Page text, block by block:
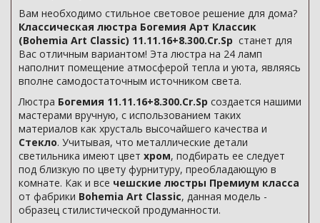
Вам необходимо стильное световое решение для дома?
Классическая люстра Богемия Арт Классик
(Bohemia Art Classic) 11.11.16+8.300.Cr.Sp станет для
Вас отличным вариантом! Эта люстра на 24 ламп
наполнит помещение атмосферой тепла и уюта, являясь
вполне самодостаточным источником света.
Люстра Богемия 11.11.16+8.300.Cr.Sp создается нашими
мастерами вручную, с использованием таких
материалов как хрусталь высочайшего качества и
Стекло. Учитывая, что металлические детали
светильника имеют цвет хром, подбирать ее следует
под близкую по цвету фурнитуру, преобладающую в
комнате. Как и все чешские люстры Премиум класса
от фабрики Bohemia Art Classic, данная модель -
образец стилистической продуманности.